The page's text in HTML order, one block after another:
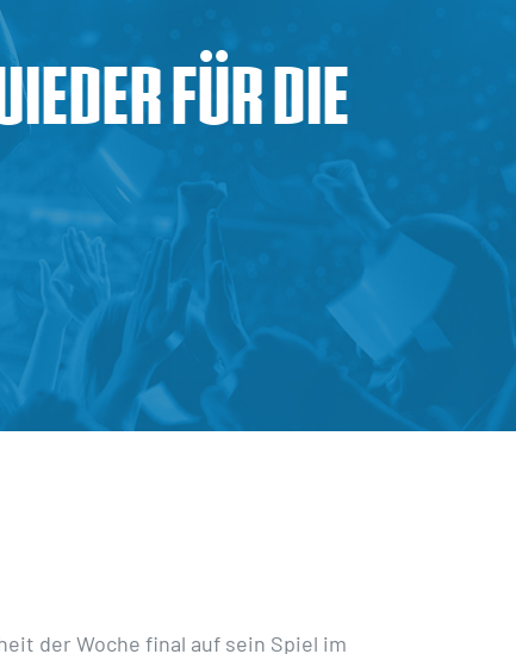
für die
der Woche final auf sein Spiel im